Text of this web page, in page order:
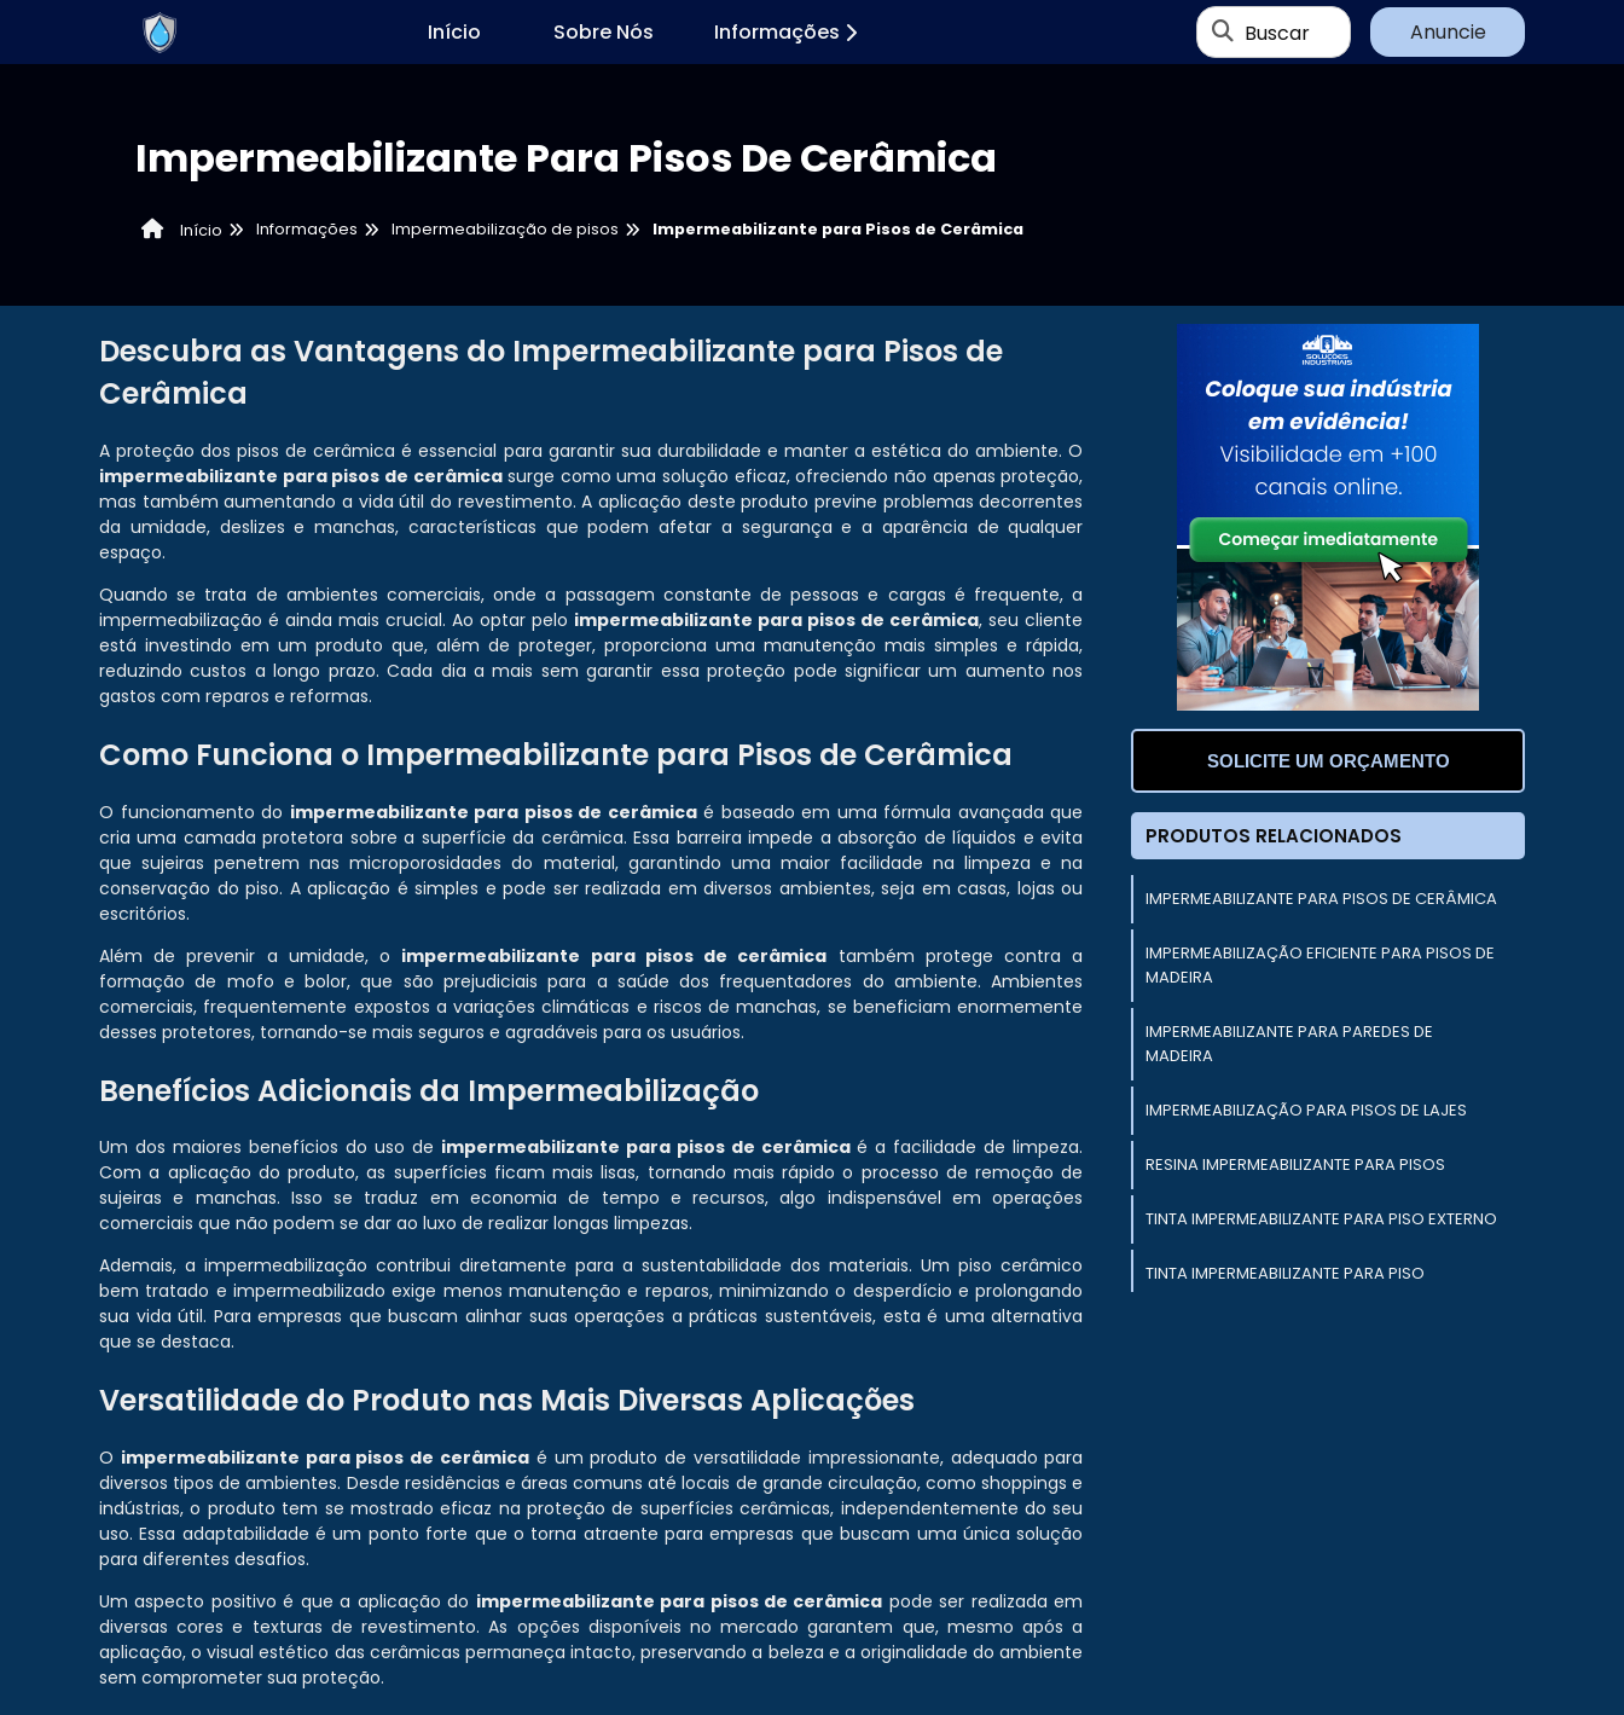
Início Sobre Nós Informações Buscar Anuncie
Impermeabilizante Para Pisos De Cerâmica
Início Informações Impermeabilização de pisos Impermeabilizante para Pisos de Cerâmica
Descubra as Vantagens do Impermeabilizante para Pisos de
Cerâmica
A proteção dos pisos de cerâmica é essencial para garantir sua durabilidade e manter a estética do ambiente. O
impermeabilizante para pisos de cerâmicasurge como uma solução eficaz, ofreciendo não apenas proteção,
mas também aumentando a vida útil do revestimento. A aplicação deste produto previne problemas decorrentes
da umidade, deslizes e manchas, características que podem afetar a segurança e a aparência de qualquer
espaço.
Quando se trata de ambientes comerciais, onde a passagem constante de pessoas e cargas é frequente, a
impermeabilização é ainda mais crucial. Ao optar pelo impermeabilizante para pisos de cerâmica, seu cliente
está investindo em um produto que, além de proteger, proporciona uma manutenção mais simples e rápida,
reduzindo custos a longo prazo. Cada dia a mais sem garantir essa proteção pode significar um aumento nos
gastos com reparos e reformas.
Como Funciona o Impermeabilizante para Pisos de Cerâmica
O funcionamento do impermeabilizante para pisos de cerâmicaé baseado em uma fórmula avançada que
cria uma camada protetora sobre a superfície da cerâmica. Essa barreira impede a absorção de líquidos e evita
que sujeiras penetrem nas microporosidades do material, garantindo uma maior facilidade na limpeza e na
conservação do piso. A aplicação é simples e pode ser realizada em diversos ambientes, seja em casas, lojas ou
escritórios.
Além de prevenir a umidade, o impermeabilizante para pisos de cerâmica também protege contra a
formação de mofo e bolor, que são prejudiciais para a saúde dos frequentadores do ambiente. Ambientes
comerciais, frequentemente expostos a variações climáticas e riscos de manchas, se beneficiam enormemente
desses protetores, tornando-se mais seguros e agradáveis para os usuários.
Benefícios Adicionais da Impermeabilização
Um dos maiores benefícios do uso de impermeabilizante para pisos de cerâmicaé a facilidade de limpeza.
Com a aplicação do produto, as superfícies ficam mais lisas, tornando mais rápido o processo de remoção de
sujeiras e manchas. Isso se traduz em economia de tempo e recursos, algo indispensável em operações
comerciais que não podem se dar ao luxo de realizar longas limpezas.
Ademais, a impermeabilização contribui diretamente para a sustentabilidade dos materiais. Um piso cerâmico
bem tratado e impermeabilizado exige menos manutenção e reparos, minimizando o desperdício e prolongando
sua vida útil. Para empresas que buscam alinhar suas operações a práticas sustentáveis, esta é uma alternativa
que se destaca.
Versatilidade do Produto nas Mais Diversas Aplicações
O impermeabilizante para pisos de cerâmicaé um produto de versatilidade impressionante, adequado para
diversos tipos de ambientes. Desde residências e áreas comuns até locais de grande circulação, como shoppings e
indústrias, o produto tem se mostrado eficaz na proteção de superfícies cerâmicas, independentemente do seu
uso. Essa adaptabilidade é um ponto forte que o torna atraente para empresas que buscam uma única solução
para diferentes desafios.
Um aspecto positivo é que a aplicação do impermeabilizante para pisos de cerâmica pode ser realizada em
diversas cores e texturas de revestimento. As opções disponíveis no mercado garantem que, mesmo após a
aplicação, o visual estético das cerâmicas permaneça intacto, preservando a beleza e a originalidade do ambiente
sem comprometer sua proteção.
SOLICITE UM ORÇAMENTO
PRODUTOS RELACIONADOS
IMPERMEABILIZANTE PARA PISOS DE CERÂMICA
IMPERMEABILIZAÇÃO EFICIENTE PARA PISOS DE
MADEIRA
IMPERMEABILIZANTE PARA PAREDES DE
MADEIRA
IMPERMEABILIZAÇÃO PARA PISOS DE LAJES
RESINA IMPERMEABILIZANTE PARA PISOS
TINTA IMPERMEABILIZANTE PARA PISO EXTERNO
TINTA IMPERMEABILIZANTE PARA PISO